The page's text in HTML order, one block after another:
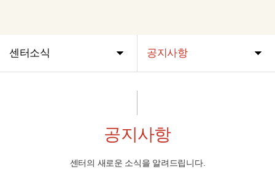
센터소식 공지사항
공지사항
센터의 새로운 소식을 알려드립니다.